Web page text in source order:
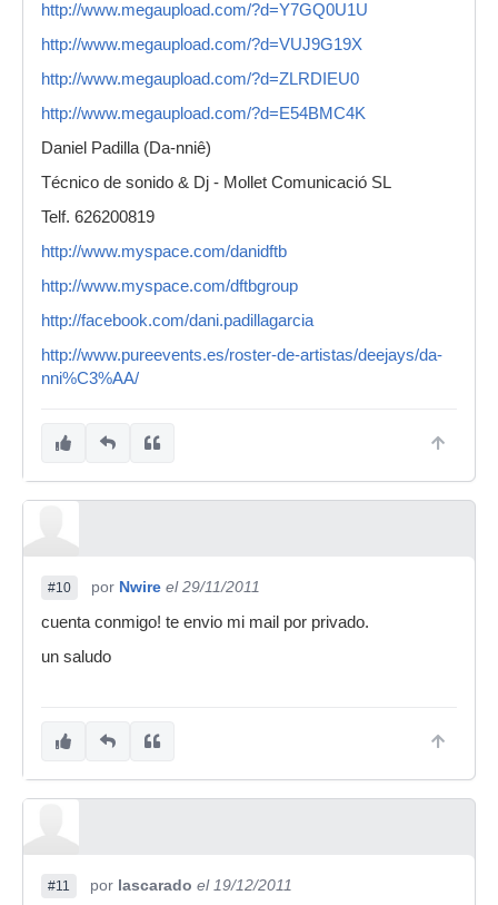
http://www.megaupload.com/?d=Y7GQ0U1U
http://www.megaupload.com/?d=VUJ9G19X
http://www.megaupload.com/?d=ZLRDIEU0
http://www.megaupload.com/?d=E54BMC4K
Daniel Padilla (Da-nniê)
Técnico de sonido & Dj - Mollet Comunicació SL
Telf. 626200819
http://www.myspace.com/danidftb
http://www.myspace.com/dftbgroup
http://facebook.com/dani.padillagarcia
http://www.pureevents.es/roster-de-artistas/deejays/da-
nni%C3%AA/
#10 por Nwire el 29/11/2011
cuenta conmigo! te envio mi mail por privado.
un saludo
#11 por lascarado el 19/12/2011